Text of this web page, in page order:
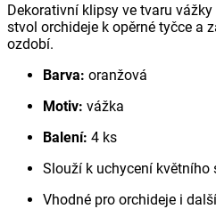
Dekorativní klipsy ve tvaru
stvol orchideje k opěrné tyčce a
ozdobí.
Barva: oranžová
Motiv: vážka
Balení: 4 ks
Slouží k uchycení květního
Vhodné pro orchideje i